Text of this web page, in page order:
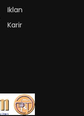
Iklan
Karir